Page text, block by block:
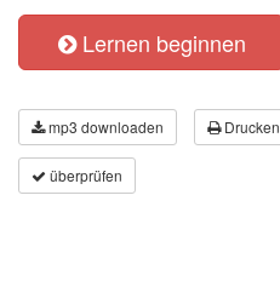
Lernen beginnen
mp3 downloaden Drucken
überprüfen